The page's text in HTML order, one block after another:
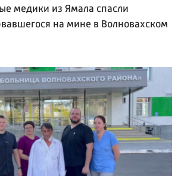
медики из Ямала спасли
на мине в Волновахском